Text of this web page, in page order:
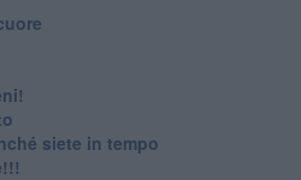
siete in tempo